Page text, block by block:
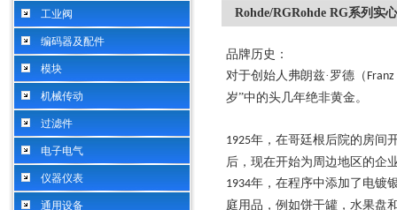
工业阀
编码器及配件
模块
机械传动
过滤件
电子电气
仪器仪表
通用设备
Rohde/RGRohde RG系列实
品牌历史：
对于创始人弗朗兹·罗德（
岁”中的头几年绝非黄金。
1925年，在哥廷根后院的房间
后，现在开始为周边地区的企
1934年，在程序中添加了电镀
庭用品，例如饼干罐，水果盘